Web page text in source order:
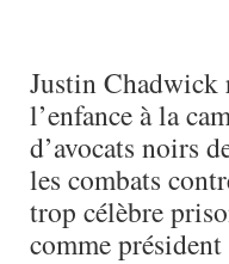
Justin Chadwick
l’enfance à la
d’avocats noirs
les combats
trop célèbre
comme